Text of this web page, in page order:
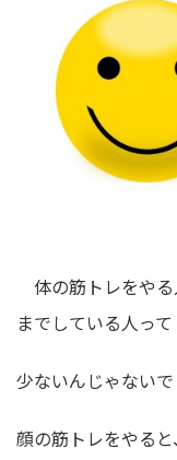
体の筋トレをや
までしている人って
少ないんじゃない
顔の筋トレをやる